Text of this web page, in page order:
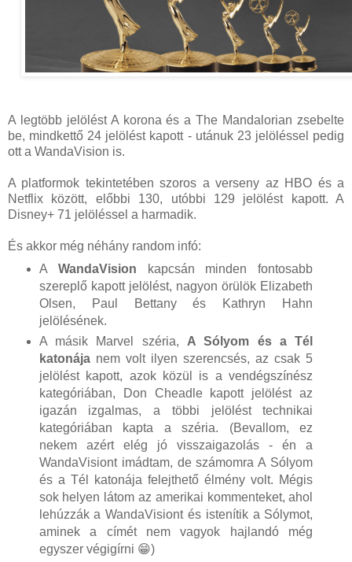
A legtöbb jelölést A korona és a The Mandalorian zsebelte
be, mindkettő 24 jelölést kapott - utánuk 23 jelöléssel pedig
ott a WandaVision is.
A platformok tekintetében szoros a verseny az HBO és a
Netflix között, előbbi 130, utóbbi 129 jelölést kapott. A
Disney+ 71 jelöléssel a harmadik.
És akkor még néhány random infó:
A WandaVision
kapcsán minden fontosabb
szereplő kapott jelölést, nagyon örülök Elizabeth
Olsen, Paul Bettany és Kathryn Hahn
jelölésének.
A másik Marvel széria, A Sólyom és a Tél
katonájanem volt ilyen szerencsés, az csak 5
jelölést kapott, azok közül is a vendégszínész
kategóriában, Don Cheadle kapott jelölést az
igazán izgalmas, a többi jelölést technikai
kategóriában kapta a széria. (Bevallom, ez
nekem azért elég jó visszaigazolás - én a
WandaVisiont imádtam, de számomra A Sólyom
és a Tél katonája felejthető élmény volt. Mégis
sok helyen látom az amerikai kommenteket, ahol
lehúzzák a WandaVisiont és istenítik a Sólymot,
aminek a címét nem vagyok hajlandó még
egyszer végigírni 😁)